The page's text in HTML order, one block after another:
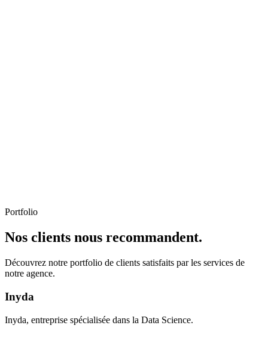
Portfolio
Nos clients nous recommandent.
Découvrez notre portfolio de clients satisfaits par les services de
notre agence.
Inyda
Inyda, entreprise spécialisée dans la Data Science.